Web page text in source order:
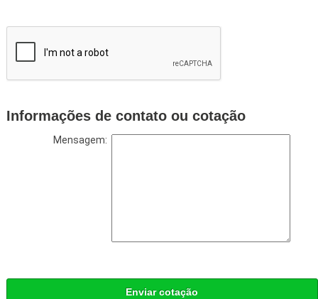
Informações de contato ou cotação
Mensagem:
Enviar cotação